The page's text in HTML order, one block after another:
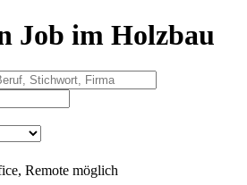
Job im Holzbau
Remote möglich